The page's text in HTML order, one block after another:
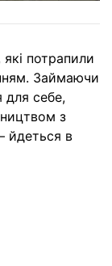
потрапили
Займаючи
для себе,
з
йдеться в